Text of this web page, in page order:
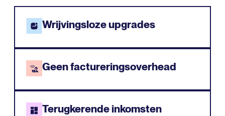
Wrijvingsloze upgrades
Geen factureringsoverhead
Terugkerende inkomsten